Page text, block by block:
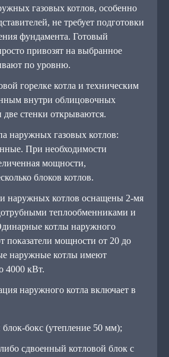
газовых котлов, особенно
не требует подготовки
фундамента. Готовый
привозят на выбранное
по уровню.
горелке котла и техническим
внутри облицовочных
стенки открываются.
наружных газовых котлов:
При необходимости
мощности,
блоков котлов.
наружных котлов оснащены 2-мя
теплообменниками и
котлы наружного
показатели мощности от 20 до
наружные котлы имеют
4000 кВт.
наружного котла включает в
бокс (утепление 50 мм);
сдвоенный котловой блок с